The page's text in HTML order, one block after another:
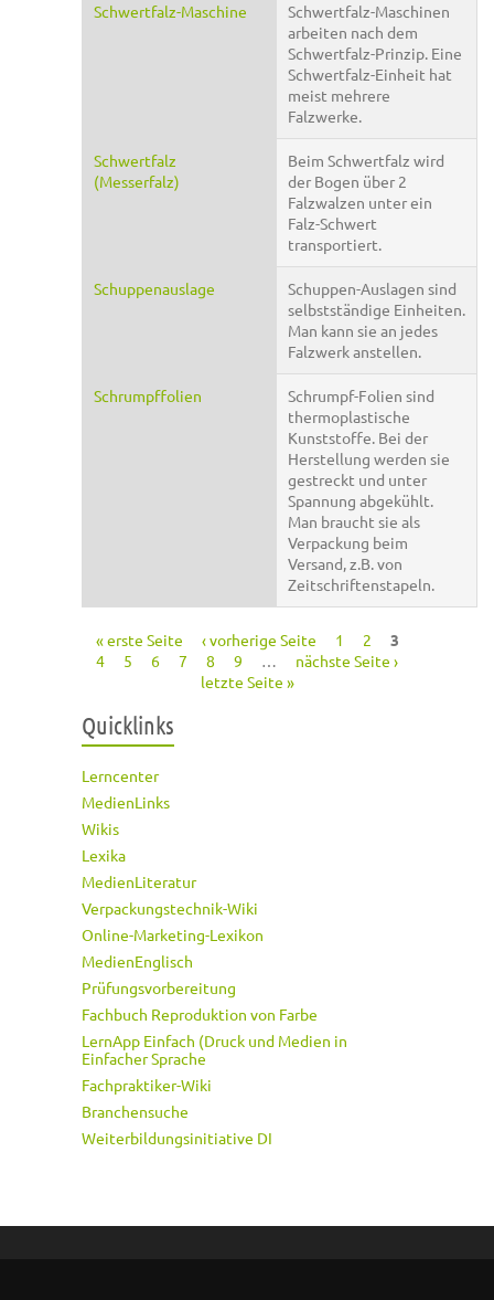
Schwertfalz-Maschine
Schwertfalz-Maschinen
arbeiten nach dem
Schwertfalz-Prinzip. Eine
Schwertfalz-Einheit hat
meist mehrere
Falzwerke.
Schwertfalz
(Messerfalz)
Beim Schwertfalz wird
der Bogen über 2
Falzwalzen unter ein
Falz-Schwert
transportiert.
Schuppenauslage
Schuppen-Auslagen sind
selbstständige Einheiten.
Man kann sie an jedes
Falzwerk anstellen.
Schrumpffolien
Schrumpf-Folien sind
thermoplastische
Kunststoffe. Bei der
Herstellung werden sie
gestreckt und unter
Spannung abgekühlt.
Man braucht sie als
Verpackung beim
Versand, z.B. von
Zeitschriftenstapeln.
Seiten
« erste Seite ‹ vorherige Seite 1 2
3
4
5 6 7 8 9 …
nächste Seite ›
letzte Seite »
Quicklinks
Lerncenter
MedienLinks
Wikis
Lexika
MedienLiteratur
Verpackungstechnik-Wiki
Online-Marketing-Lexikon
MedienEnglisch
Prüfungsvorbereitung
Fachbuch Reproduktion von Farbe
LernApp Einfach (Druck und Medien in
Einfacher Sprache
Fachpraktiker-Wiki
Branchensuche
Weiterbildungsinitiative DI